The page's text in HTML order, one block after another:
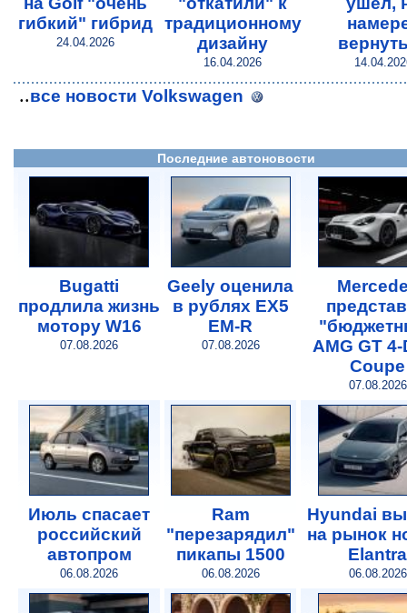
гибкий" гибрид
24.04.2026
традиционному
дизайну
16.04.2026
..все новости Volkswagen
Последние автоновости
Bugatti
продлила жизнь
мотору W16
07.08.2026
Geely оценила
в рублях EX5
EM-R
07.08.2026
AMG GT
Coupe
07.08.2026
Июль спасает
российский
автопром
06.08.2026
Ram
"перезарядил"
пикапы 1500
06.08.2026
Hyundai
на рынок
Elantra
06.08.2026